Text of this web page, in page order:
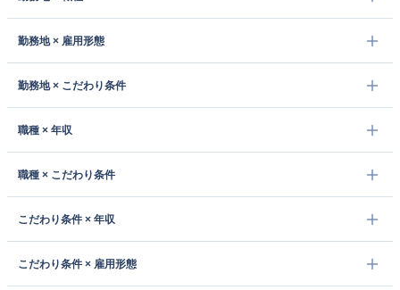
勤務地 × 雇用形態
勤務地 × こだわり条件
職種 × 年収
職種 × こだわり条件
こだわり条件 × 年収
こだわり条件 × 雇用形態